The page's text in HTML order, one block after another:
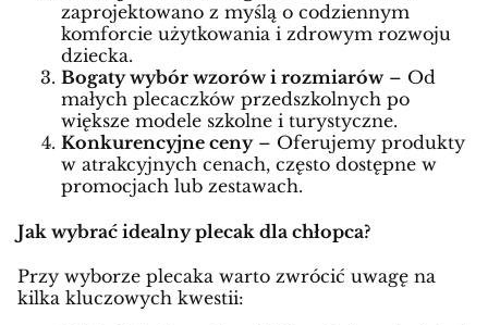
zaprojektowano z myślą o codziennym
komforcie użytkowania i zdrowym rozwoju
dziecka.
Bogaty wybór wzorów i rozmiarów– Od
małych plecaczków przedszkolnych po
większe modele szkolne i turystyczne.
Konkurencyjne ceny– Oferujemy produkty
w atrakcyjnych cenach, często dostępne w
promocjach lub zestawach.
Jak wybrać idealny plecak dla chłopca?
Przy wyborze plecaka warto zwrócić uwagę na
kilka kluczowych kwestii: